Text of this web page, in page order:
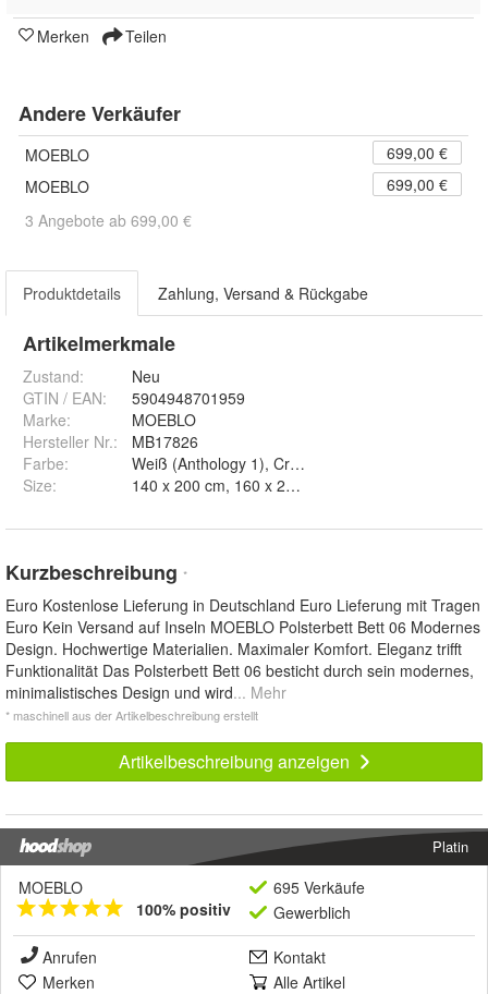
Merken Teilen
Andere Verkäufer
MOEBLO
699,00 €
MOEBLO
699,00 €
3 Angebote ab 699,00 €
Produktdetails Zahlung, Versand & Rückgabe
Artikelmerkmale
Zustand:
Neu
GTIN / EAN:
5904948701959
Marke:
MOEBLO
Hersteller Nr.:
MB17826
Farbe:
Weiß (Anthology 1), Creme (Anthology 20), Beige
Size:
Kurzbeschreibung *
Euro Kostenlose Lieferung in Deutschland Euro Lieferung mit Tragen
Euro Kein Versand auf Inseln MOEBLO Polsterbett Bett 06 Modernes
Design. Hochwertige Materialien. Maximaler Komfort. Eleganz trifft
Funktionalität Das Polsterbett Bett 06 besticht durch sein modernes,
minimalistisches Design und wird... Mehr
* maschinell aus der Artikelbeschreibung erstellt
Artikelbeschreibung anzeigen
Platin
MOEBLO
100% positiv
695 Verkäufe
Gewerblich
Anrufen
Kontakt
Merken
Alle Artikel